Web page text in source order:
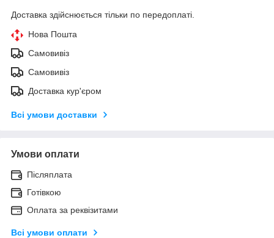
Доставка здійснюється тільки по передоплаті.
Нова Пошта
Самовивіз
Самовивіз
Доставка кур'єром
Всі умови доставки
Умови оплати
Післяплата
Готівкою
Оплата за реквізитами
Всі умови оплати